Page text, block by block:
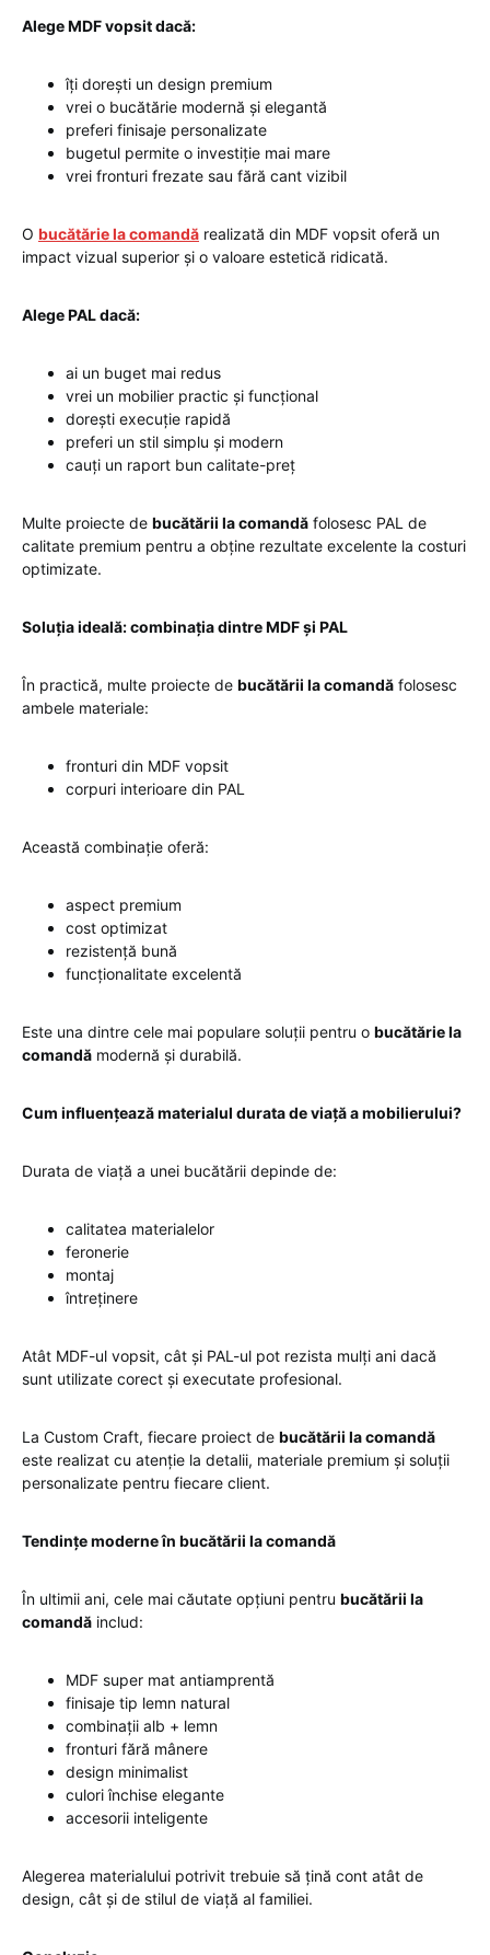
Alege MDF vopsit dacă:
îți dorești un design premium
vrei o bucătărie modernă și elegantă
preferi finisaje personalizate
bugetul permite o investiție mai mare
vrei fronturi frezate sau fără cant vizibil
O bucătărie la comandă realizată din MDF vopsit oferă un
impact vizual superior și o valoare estetică ridicată.
Alege PAL dacă:
ai un buget mai redus
vrei un mobilier practic și funcțional
dorești execuție rapidă
preferi un stil simplu și modern
cauți un raport bun calitate-preț
Multe proiecte de bucătării la comandă folosesc PAL de
calitate premium pentru a obține rezultate excelente la costuri
optimizate.
Soluția ideală: combinația dintre MDF și PAL
În practică, multe proiecte de bucătării la comandă folosesc
ambele materiale:
fronturi din MDF vopsit
corpuri interioare din PAL
Această combinație oferă:
aspect premium
cost optimizat
rezistență bună
funcționalitate excelentă
Este una dintre cele mai populare soluții pentru o bucătărie la
comandă modernă și durabilă.
Cum influențează materialul durata de viață a mobilierului?
Durata de viață a unei bucătării depinde de:
calitatea materialelor
feronerie
montaj
întreținere
Atât MDF-ul vopsit, cât și PAL-ul pot rezista mulți ani dacă
sunt utilizate corect și executate profesional.
La Custom Craft, fiecare proiect de bucătării la comandă
este realizat cu atenție la detalii, materiale premium și soluții
personalizate pentru fiecare client.
Tendințe moderne în bucătării la comandă
În ultimii ani, cele mai căutate opțiuni pentru bucătării la
comandă includ:
MDF super mat antiamprentă
finisaje tip lemn natural
combinații alb + lemn
fronturi fără mânere
design minimalist
culori închise elegante
accesorii inteligente
Alegerea materialului potrivit trebuie să țină cont atât de
design, cât și de stilul de viață al familiei.